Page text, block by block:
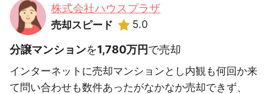
株式会社ハウスプラザ
売却スピード 5.0
分譲マンションを1,780万円で売却
インターネットに売却マンションとし内観も何回か来
て問い合わせも数件あったがなかなか売却できず、